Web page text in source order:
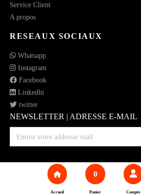
Accueil
0
Panier Compte
Service Client
A propos
RESEAUX SOCIAUX
Whatsapp
Instagram
Facebook
Linkedln
twitter
NEWSLETTER | ADRESSE E-MAIL